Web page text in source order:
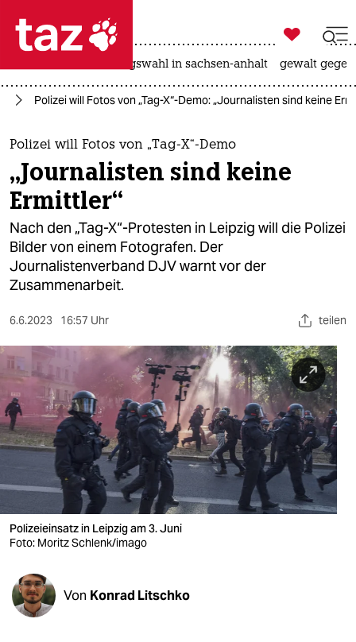
 taz zahl ich
taz zahl ich
themen
politik
öko
gesellschaft
kultur
sport
berlin
nord
wahrheit
verlag
veranstaltungen
fragen & hilfe
unterstützen

taz zahl ich
landtagswahl in sachsen-anhalt gewalt
Polizei will Fotos von „Tag-X“-Demo: „Journalisten sind keine
Polizei will Fotos von „Tag-X“-Demo
„Journalisten sind keine
Ermittler“
Nach den „Tag-X“-Protesten in Leipzig will die Polizei
Bilder von einem Fotografen. Der
Journalistenverband DJV warnt vor der
Zusammenarbeit.
6.6.2023 16:57 Uhr teilen
Polizeieinsatz in Leipzig am 3. Juni
Foto: Moritz Schlenk/imago
Von Konrad Litschko